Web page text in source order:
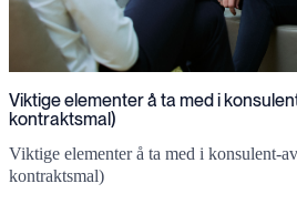
Viktige elementer å ta med i
kontraktsmal)
Viktige elementer å ta med i konsulent-
kontraktsmal)